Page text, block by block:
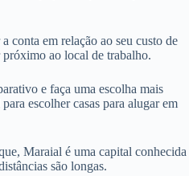
conta em relação ao seu custo de
ao local de trabalho.
e faça uma escolha mais
escolher casas para alugar em
Maraial é uma capital conhecida
são longas.